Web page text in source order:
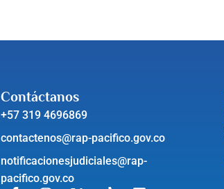
Contáctanos
+57 319 4696869
contactenos@rap-pacifico.gov.co
notificacionesjudiciales@rap-
pacifico.gov.co